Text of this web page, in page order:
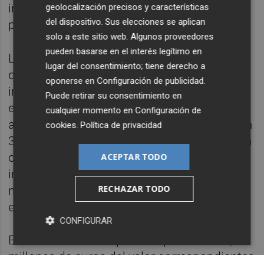
información real del valor de todo el
patrimonio municipal.
Las labores de actualización del inventario
de Riba-roja de Túria constatan un
incremento de hasta 78’6 millones de euros
el valor de los bienes inmuebles entre
ambos periodos de tiempo al pasar de 232 a
311 millones de euros. Otro punto a tener en
cuenta son los 2’5 millones de euros de
incremento en muebles, que pasan de 1,2
millones de euros a 3,7 millones de euros
entre 2015 y 2024.
El inventario municipal incorpora otros 5,6
geolocalización precisos y características
del dispositivo. Sus elecciones se aplican
solo a este sitio web. Algunos proveedores
pueden basarse en el interés legítimo en
lugar del consentimiento; tiene derecho a
oponerse enConfiguración de publicidad
Puede retirar su consentimiento en
cualquier momento enConfiguración de
cookies .Política de privacidad
ACEPTAR TODO
RECHAZAR TODO
CONFIGURAR